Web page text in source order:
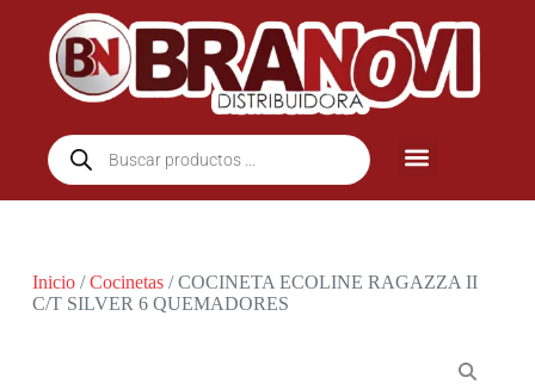
Inicio/Cocinetas/ COCINETA ECOLINE RAGAZZA II
C/T SILVER 6 QUEMADORES